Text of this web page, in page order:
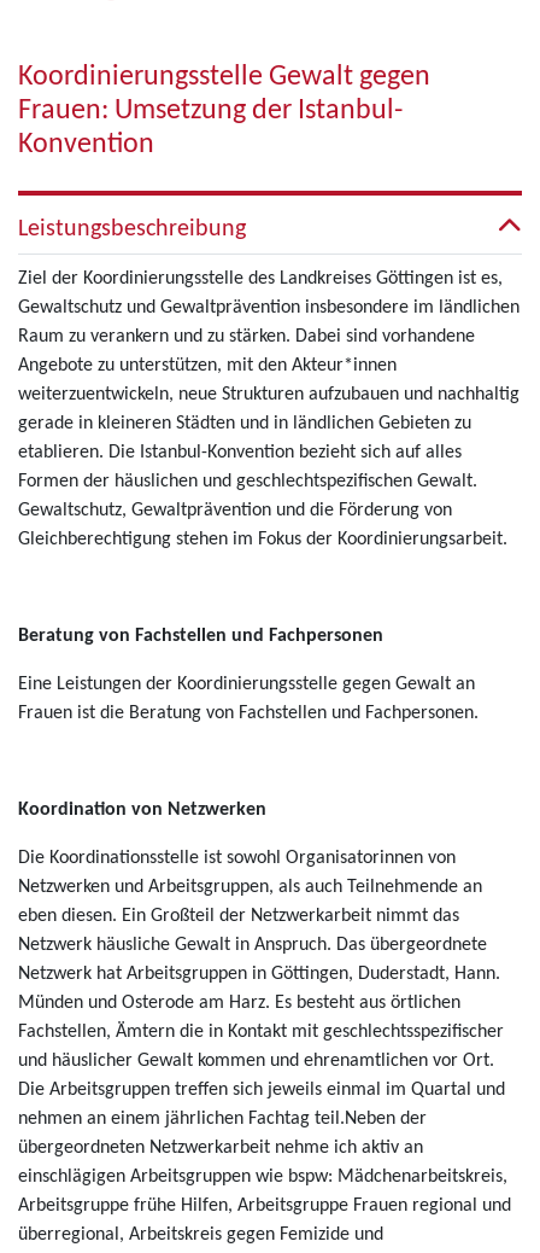
Koordinierungsstelle Gewalt gegen
Frauen: Umsetzung der Istanbul-
Konvention
Leistungsbeschreibung
Ziel der Koordinierungsstelle des Landkreises Göttingen ist es,
Gewaltschutz und Gewaltprävention insbesondere im ländlichen
Raum zu verankern und zu stärken. Dabei sind vorhandene
Angebote zu unterstützen, mit den Akteur*innen
weiterzuentwickeln, neue Strukturen aufzubauen und nachhaltig
gerade in kleineren Städten und in ländlichen Gebieten zu
etablieren. Die Istanbul-Konvention bezieht sich auf alles
Formen der häuslichen und geschlechtspezifischen Gewalt.
Gewaltschutz, Gewaltprävention und die Förderung von
Gleichberechtigung stehen im Fokus der Koordinierungsarbeit.
Beratung von Fachstellen und Fachpersonen
Eine Leistungen der Koordinierungsstelle gegen Gewalt an
Frauen ist die Beratung von Fachstellen und Fachpersonen.
Koordination von Netzwerken
Die Koordinationsstelle ist sowohl Organisatorinnen von
Netzwerken und Arbeitsgruppen, als auch Teilnehmende an
eben diesen. Ein Großteil der Netzwerkarbeit nimmt das
Netzwerk häusliche Gewalt in Anspruch. Das übergeordnete
Netzwerk hat Arbeitsgruppen in Göttingen, Duderstadt, Hann.
Münden und Osterode am Harz. Es besteht aus örtlichen
Fachstellen, Ämtern die in Kontakt mit geschlechtsspezifischer
und häuslicher Gewalt kommen und ehrenamtlichen vor Ort.
Die Arbeitsgruppen treffen sich jeweils einmal im Quartal und
nehmen an einem jährlichen Fachtag teil.Neben der
übergeordneten Netzwerkarbeit nehme ich aktiv an
einschlägigen Arbeitsgruppen wie bspw: Mädchenarbeitskreis,
Arbeitsgruppe frühe Hilfen, Arbeitsgruppe Frauen regional und
überregional, Arbeitskreis gegen Femizide und